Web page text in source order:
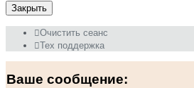
Закрыть
Очистить сеанс
Тех поддержка
Ваше сообщение: